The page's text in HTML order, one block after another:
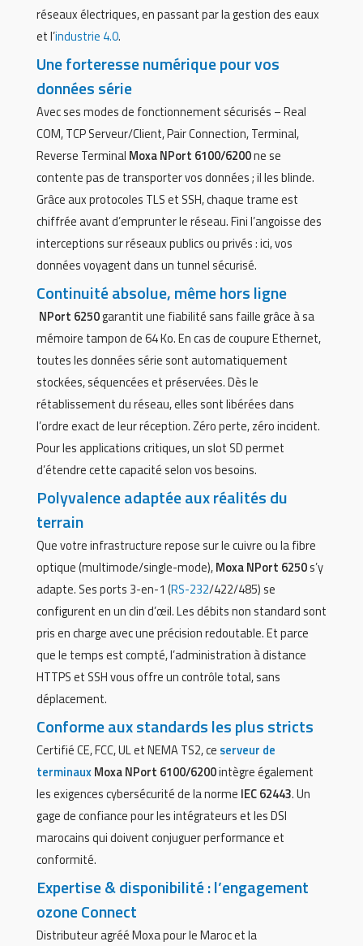
réseaux électriques, en passant par la gestion des eaux
et l’industrie 4.0.
Une forteresse numérique pour vos
données série
Avec ses modes de fonctionnement sécurisés – Real
COM, TCP Serveur/Client, Pair Connection, Terminal,
Reverse Terminal Moxa NPort 6100/6200ne se
contente pas de transporter vos données ; il les blinde.
Grâce aux protocoles TLS et SSH, chaque trame est
chiffrée avant d’emprunter le réseau. Fini l’angoisse des
interceptions sur réseaux publics ou privés : ici, vos
données voyagent dans un tunnel sécurisé.
Continuité absolue, même hors ligne
NPort 6250garantit une fiabilité sans faille grâce à sa
mémoire tampon de 64 Ko. En cas de coupure Ethernet,
toutes les données série sont automatiquement
stockées, séquencées et préservées. Dès le
rétablissement du réseau, elles sont libérées dans
l’ordre exact de leur réception. Zéro perte, zéro incident.
Pour les applications critiques, un slot SD permet
d’étendre cette capacité selon vos besoins.
Polyvalence adaptée aux réalités du
terrain
Que votre infrastructure repose sur le cuivre ou la fibre
optique (multimode/single-mode),Moxa NPort 6250s’y
adapte. Ses ports 3-en-1 (RS-232/422/485) se
configurent en un clin d’œil. Les débits non standard sont
pris en charge avec une précision redoutable. Et parce
que le temps est compté, l’administration à distance
HTTPS et SSH vous offre un contrôle total, sans
déplacement.
Conforme aux standards les plus stricts
Certifié CE, FCC, UL et NEMA TS2, ce serveur de
terminauxMoxa NPort 6100/6200intègre également
les exigences cybersécurité de la norme IEC 62443. Un
gage de confiance pour les intégrateurs et les DSI
marocains qui doivent conjuguer performance et
conformité.
Expertise & disponibilité : l’engagement
ozone Connect
Distributeur agréé Moxa pour le Maroc et la